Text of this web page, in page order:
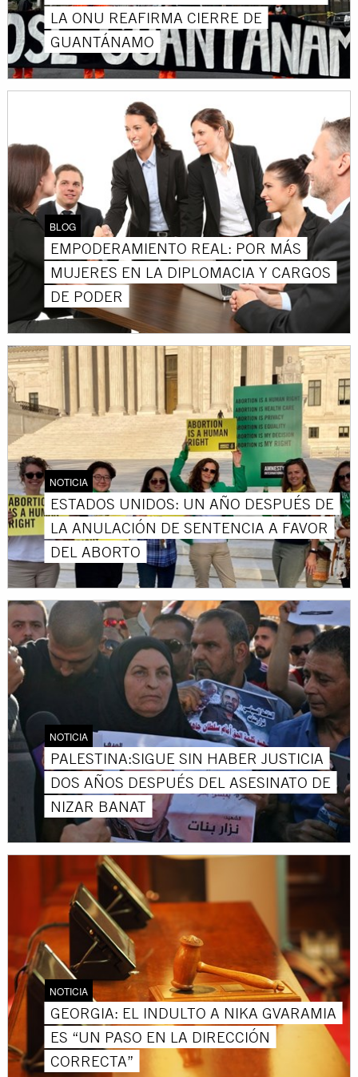
LA ONU REAFIRMA CIERRE DE
GUANTÁNAMO
BLOG
EMPODERAMIENTO REAL: POR MÁS
MUJERES EN LA DIPLOMACIA Y CARGOS
DE PODER
NOTICIA
ESTADOS UNIDOS: UN AÑO DESPUÉS DE
LA ANULACIÓN DE SENTENCIA A FAVOR
DEL ABORTO
NOTICIA
PALESTINA:SIGUE SIN HABER JUSTICIA
DOS AÑOS DESPUÉS DEL ASESINATO DE
NIZAR BANAT
NOTICIA
GEORGIA: EL INDULTO A NIKA GVARAMIA
ES “UN PASO EN LA DIRECCIÓN
CORRECTA”